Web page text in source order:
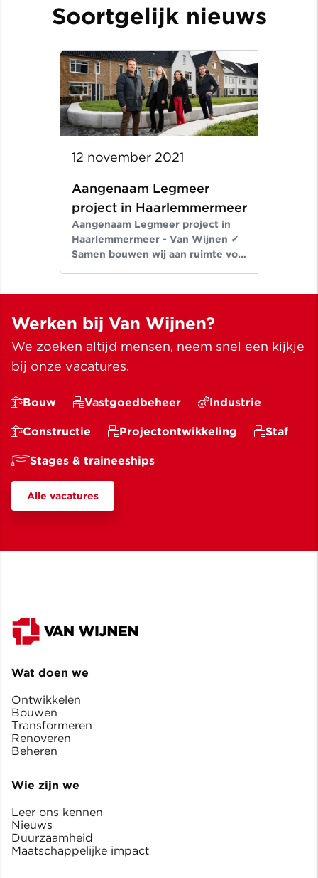
Soortgelijk nieuws
12 november 2021
Aangenaam Legmeer
project in Haarlemmermeer
Aangenaam Legmeer project in
Haarlemmermeer - Van Wijnen ✓
Samen bouwen wij aan ruimte voor
Werken bij Van Wijnen?
We zoeken altijd mensen, neem snel een kijkje
bij onze vacatures.
Bouw Vastgoedbeheer Industrie
Constructie Projectontwikkeling Staf
Stages & traineeships
Alle vacatures
Wat doen we
Ontwikkelen
Bouwen
Transformeren
Renoveren
Beheren
Wie zijn we
Leer ons kennen
Nieuws
Duurzaamheid
Maatschappelijke impact